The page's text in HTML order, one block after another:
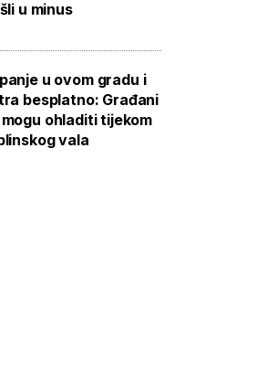
u minus
u ovom gradu i
besplatno: Građani
ohladiti tijekom
vala